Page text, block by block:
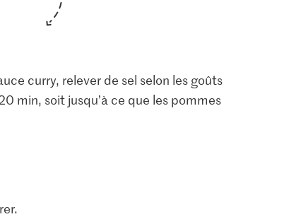
curry, relever de sel selon les goûts
min, soit jusqu’à ce que les pommes